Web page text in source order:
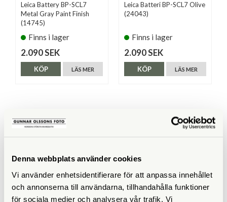
Denna webbplats använder cookies
Vi använder enhetsidentifierare för att anpassa innehållet
och annonserna till användarna, tillhandahålla funktioner
för sociala medier och analysera vår trafik. Vi
Leica Battery BP-SCL7
Metal Gray Paint Finish
(14745)
Finns i lager
2.090 SEK
LÄS MER
KÖP
Leica Batteri BP-SCL7 Olive
(24043)
Finns i lager
2.090 SEK
LÄS MER
KÖP